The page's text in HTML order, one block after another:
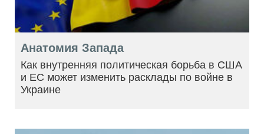
Анатомия Запада
Как внутренняя политическая борьба в США
и ЕС может изменить расклады по войне в
Украине